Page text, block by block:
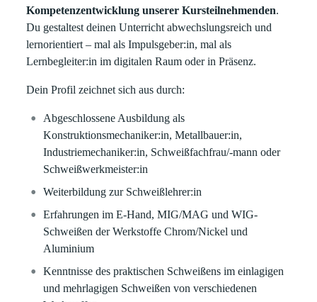
Kompetenzentwicklung unserer Kursteilnehmenden.
Du gestaltest deinen Unterricht abwechslungsreich und
lernorientiert – mal als Impulsgeber:in, mal als
Lernbegleiter:in im digitalen Raum oder in Präsenz.
Dein Profil zeichnet sich aus durch:
Abgeschlossene Ausbildung als
Konstruktionsmechaniker:in, Metallbauer:in,
Industriemechaniker:in, Schweißfachfrau/-mann oder
Schweißwerkmeister:in
Weiterbildung zur Schweißlehrer:in
Erfahrungen im E-Hand, MIG/MAG und WIG-
Schweißen der Werkstoffe Chrom/Nickel und
Aluminium
Kenntnisse des praktischen Schweißens im einlagigen
und mehrlagigen Schweißen von verschiedenen